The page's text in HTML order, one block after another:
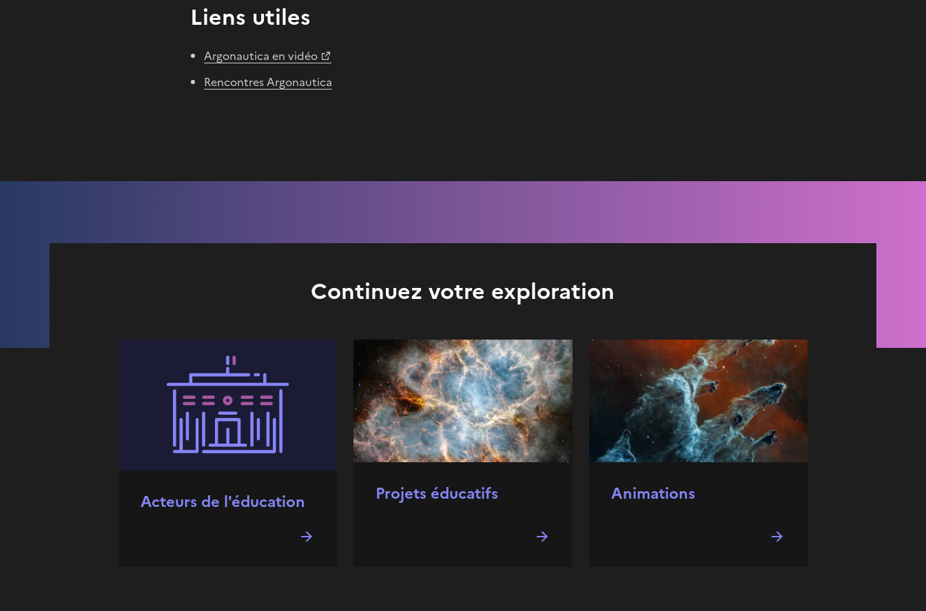
Liens utiles
Argonautica en vidéo
Rencontres Argonautica
Continuez votre exploration
Acteurs de l'éducation Projets éducatifs Animations